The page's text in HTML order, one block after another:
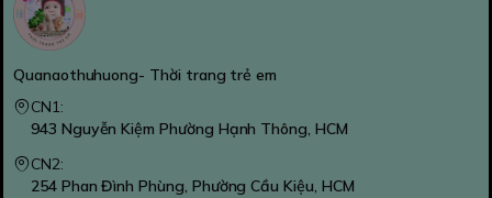
Quanaothuhuong- Thời trang trẻ em
CN1:
943 Nguyễn Kiệm Phường Hạnh Thông, HCM
CN2:
254 Phan Đình Phùng, Phường Cầu Kiệu, HCM